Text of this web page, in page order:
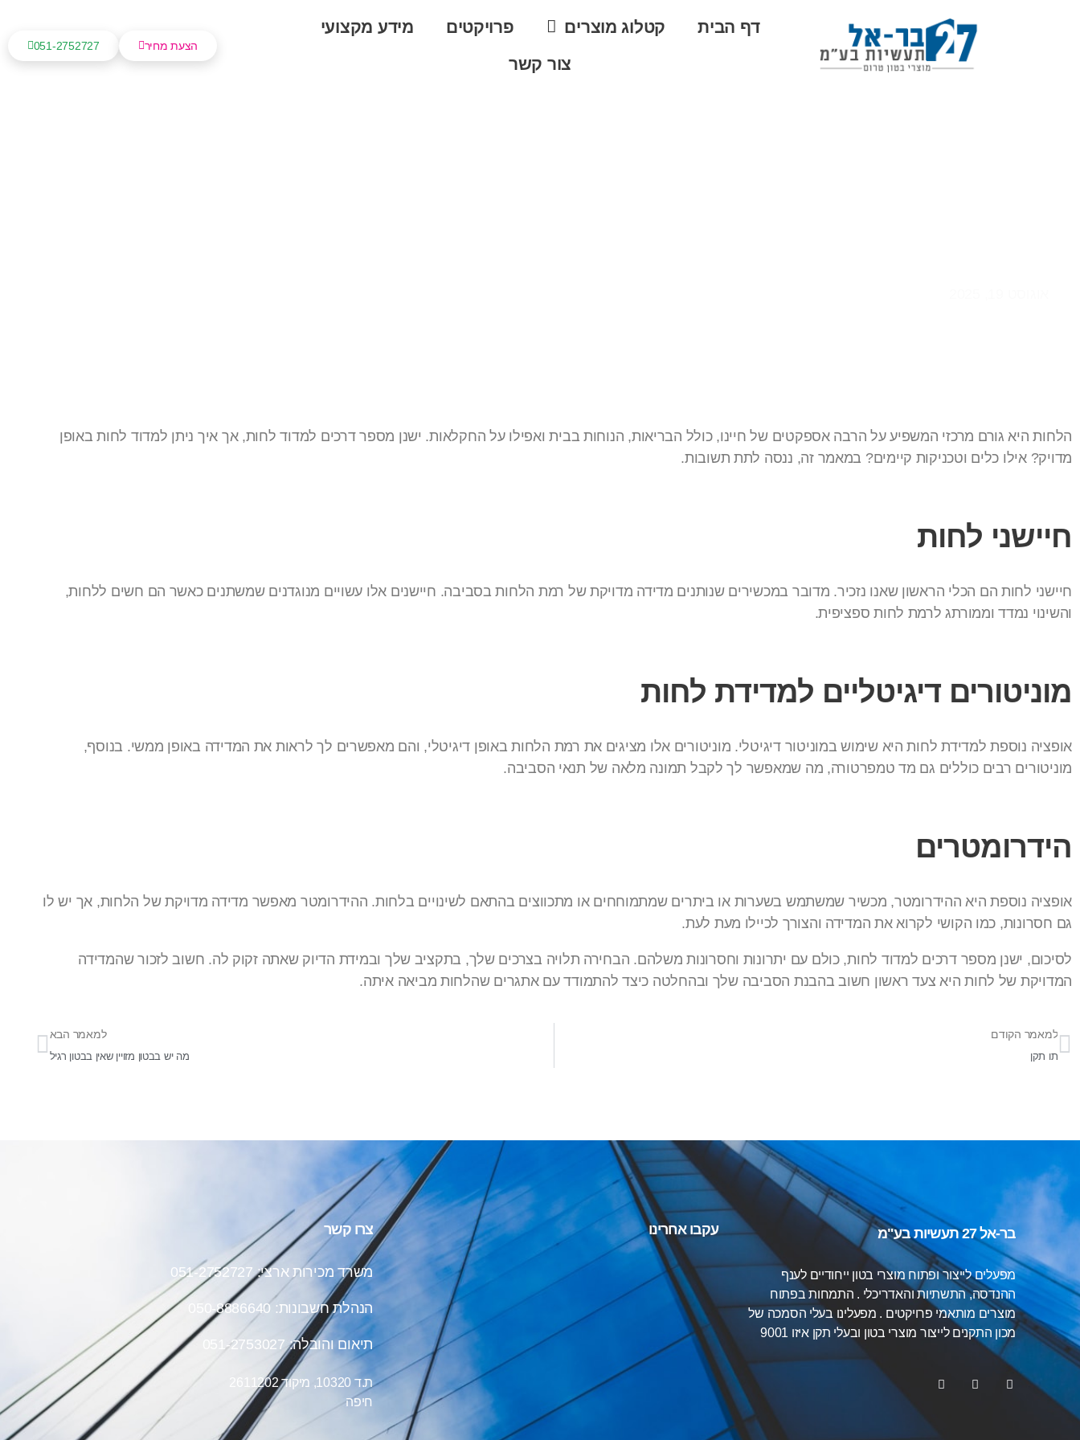
דף הבית קטלוג מוצרים פרויקטים מידע מקצועי
צור קשר
051-2752727 הצעת מחיר
הלחות היא גורם מרכזי המשפיע על הרבה אספקטים של חיינו, כולל הבריאות, הנוחות בבית ואפילו על החקלאות. ישנן מספר דרכים למדוד לחות, אך איך ניתן למדוד לחות באופן
מדויק? אילו כלים וטכניקות קיימים? במאמר זה, ננסה לתת תשובות.
חיישני לחות
חיישני לחות הם הכלי הראשון שאנו נזכיר. מדובר במכשירים שנותנים מדידה מדויקת של רמת הלחות בסביבה. חיישנים אלו עשויים מנוגדנים שמשתנים כאשר הם חשים ללחות,
והשינוי נמדד וממורתג לרמת לחות ספציפית.
מוניטורים דיגיטליים למדידת לחות
אופציה נוספת למדידת לחות היא שימוש במוניטור דיגיטלי. מוניטורים אלו מציגים את רמת הלחות באופן דיגיטלי, והם מאפשרים לך לראות את המדידה באופן ממשי. בנוסף,
מוניטורים רבים כוללים גם מד טמפרטורה, מה שמאפשר לך לקבל תמונה מלאה של תנאי הסביבה.
הידרומטרים
אופציה נוספת היא ההידרומטר, מכשיר שמשתמש בשערות או ביתרים שמתמוחחים או מתכווצים בהתאם לשינויים בלחות. ההידרומטר מאפשר מדידה מדויקת של הלחות, אך יש לו
גם חסרונות, כמו הקושי לקרוא את המדידה והצורך לכיילו מעת לעת.
לסיכום, ישנן מספר דרכים למדוד לחות, כולם עם יתרונות וחסרונות משלהם. הבחירה תלויה בצרכים שלך, בתקציב שלך ובמידת הדיוק שאתה זקוק לה. חשוב לזכור שהמדידה
המדויקת של לחות היא צעד ראשון חשוב בהבנת הסביבה שלך ובהחלטה כיצד להתמודד עם אתגרים שהלחות מביאה איתה.
למאמר הקודם
תו תקן
למאמר הבא
מה יש בבטון מזויין שאין בבטון רגיל
בר-אל 27 תעשיות בע"מ
מפעלים לייצור ופתוח מוצרי בטון ייחודיים לענף
ההנדסה, התשתיות והאדריכלי . התמחות בפתוח
מוצרים מותאמי פרויקטים . מפעלינו בעלי הסמכה של
מכון התקנים לייצור מוצרי בטון ובעלי תקן איזו 9001
עקבו אחרינו צרו קשר
משרד מכירות ארצי: 051-2752727
הנהלת חשבונות: 050-8886640
תיאום והובלה: 051-2753027
ת.ד 10320, מיקוד 2611202
חיפה